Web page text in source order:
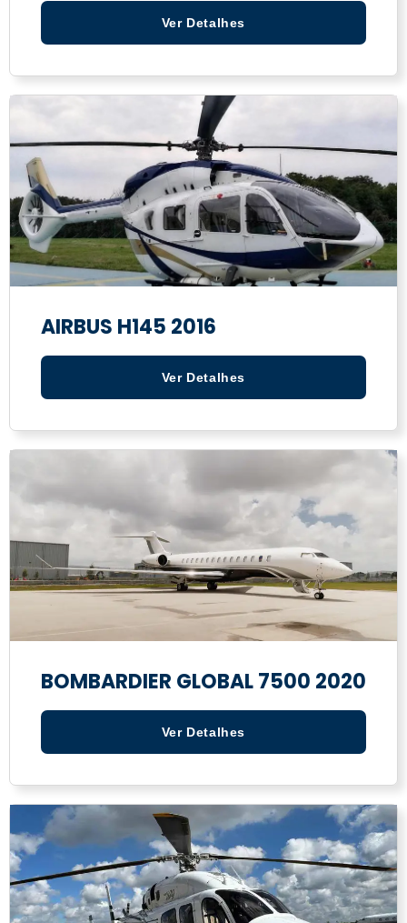
Ver Detalhes
AIRBUS H145 2016
Ver Detalhes
BOMBARDIER GLOBAL 7500 2020
Ver Detalhes